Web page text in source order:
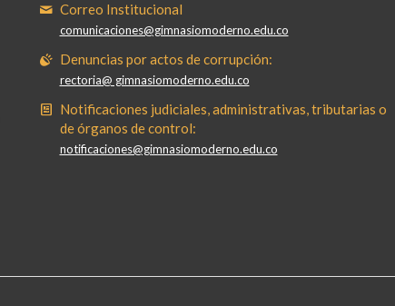
Correo Institucional
comunicaciones@gimnasiomoderno.edu.co
Denuncias por actos de corrupción:
rectoria@ gimnasiomoderno.edu.co
Notificaciones judiciales, administrativas, tributarias o
de órganos de control:
notificaciones@gimnasiomoderno.edu.co